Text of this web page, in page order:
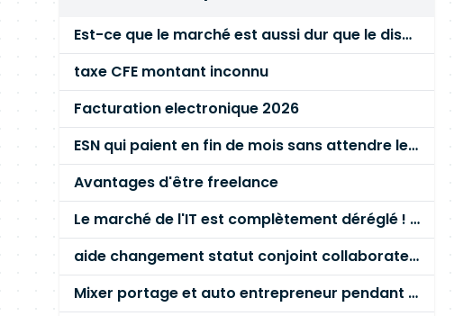
Est-ce que le marché est aussi dur que le disent les commerciaux ?
taxe CFE montant inconnu
Facturation electronique 2026
ESN qui paient en fin de mois sans attendre le paiement client ?
Avantages d'être freelance
Le marché de l'IT est complètement déréglé ! STOP à cette mascarade ! Il faut s'unir et résister !
aide changement statut conjoint collaborateur
Mixer portage et auto entrepreneur pendant des années - quel risque ?